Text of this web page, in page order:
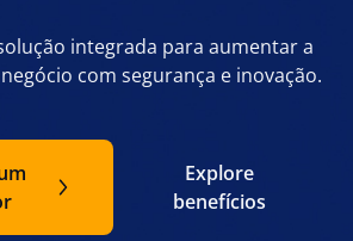
integrada para aumentar a
com segurança e inovação.
Explore
benefícios